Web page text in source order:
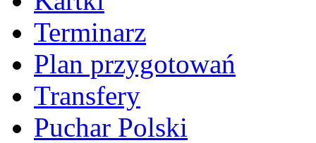
Terminarz
Plan przygotowań
Transfery
Puchar Polski